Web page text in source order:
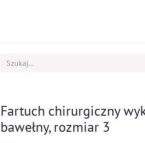
Fartuch chirurgiczny
bawełny, rozmiar 3